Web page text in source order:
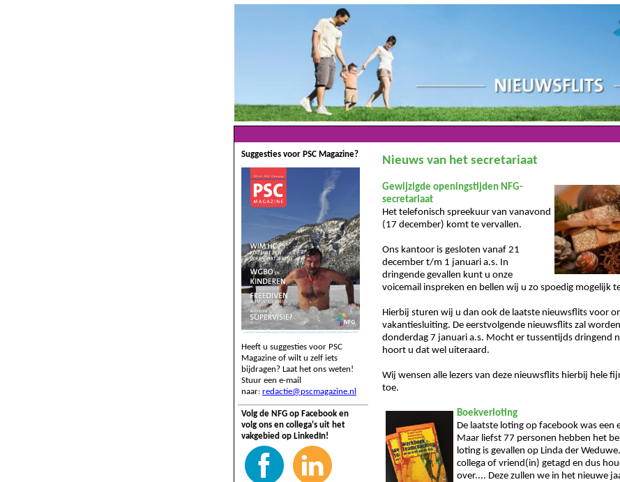
Suggesties voor PSC Magazine?
Heeft u suggesties voor PSC
Magazine of wilt u zelf iets
bijdragen? Laat het ons weten!
Stuur een e-mail
naar: redactie@pscmagazine.nl
Volg de NFG op Facebook en
volg ons en collega's uit het
vakgebied op LinkedIn!
Nieuws van het secretariaat
Gewijzigde openingstijden NFG-
secretariaat
Het telefonisch spreekuur van vanavond
(17 december) komt te vervallen.
Ons kantoor is gesloten vanaf 21
december t/m 1 januari a.s. In
dringende gevallen kunt u onze
voicemail inspreken en bellen wij u zo spoedig mogelijk
Hierbij sturen wij u dan ook de laatste nieuwsflits voor
vakantiesluiting. De eerstvolgende nieuwsflits zal
donderdag 7 januari a.s. Mocht er tussentijds dringend
hoort u dat wel uiteraard.
Wij wensen alle lezers van deze nieuwsflits hierbij hele
toe.
Boekverloting
De laatste loting op facebook was een
Maar liefst 77 personen hebben het
loting is gevallen op Linda der
collega of vriend(in) getagd en dus
over.... Deze zullen we in het nieuwe